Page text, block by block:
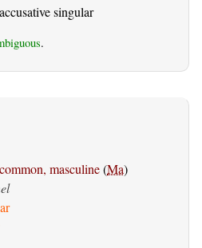
singular
.
masculine(Ma)